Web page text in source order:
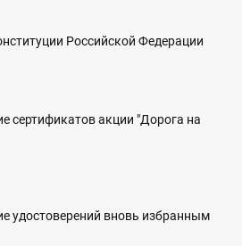
Российской Федерации
сертификатов акции "Дорога на
удостоверений вновь избранным